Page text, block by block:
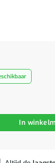
Bruin 40 x 33
In